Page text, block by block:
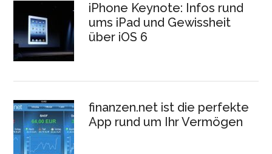
iPhone Keynote: Infos rund
ums iPad und Gewissheit
über iOS 6
finanzen.net ist die perfekte
App rund um Ihr Vermögen